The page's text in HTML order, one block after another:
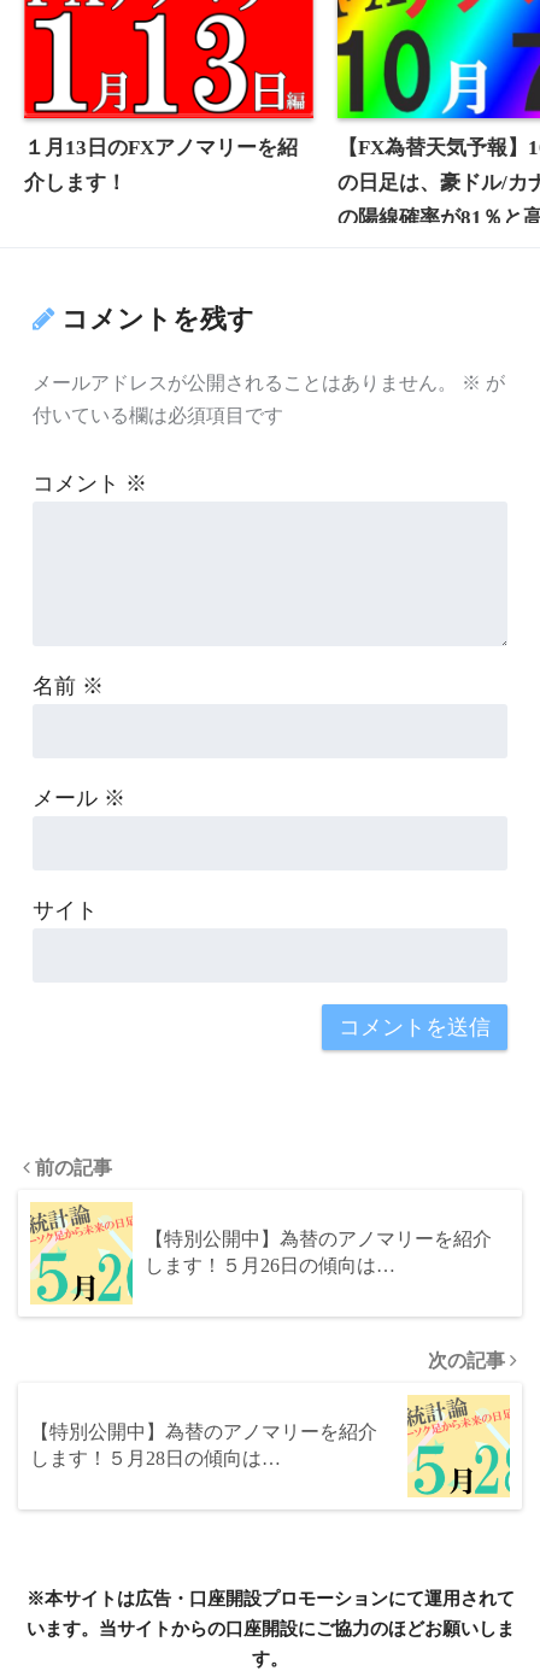
１月13日のFXアノマリーを紹
介します！
【FX為替天気予報】
の日足は、豪ドル/カ
の陽線確率が81％と
コメントを残す
メールアドレスが公開されることはありません。 ※ が
付いている欄は必須項目です
コメント ※
名前 ※
メール ※
サイト
前の記事
【特別公開中】為替のアノマリーを紹介
します！５月26日の傾向は…
次の記事
【特別公開中】為替のアノマリーを紹介
します！５月28日の傾向は…
※本サイトは広告・口座開設プロモーションにて運用されて
います。当サイトからの口座開設にご協力のほどお願いしま
す。